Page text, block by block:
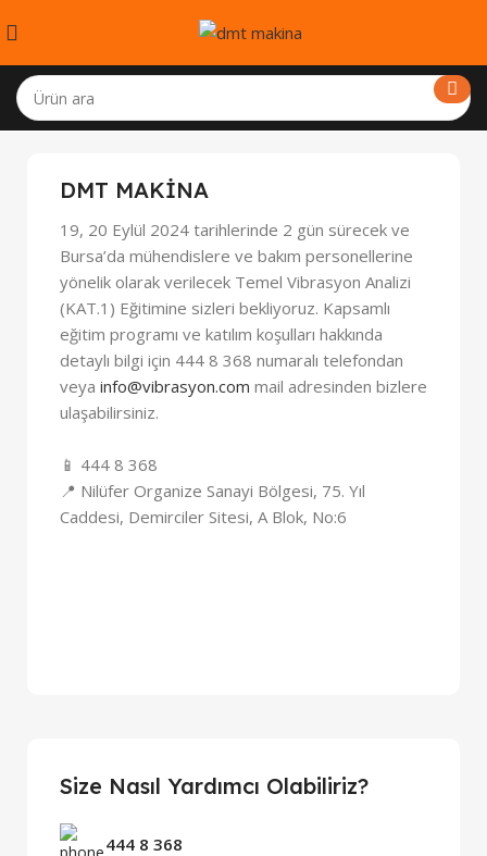
DMT MAKİNA
19, 20 Eylül 2024 tarihlerinde 2 gün sürecek ve
Bursa’da mühendislere ve bakım personellerine
yönelik olarak verilecek Temel Vibrasyon Analizi
(KAT.1) Eğitimine sizleri bekliyoruz. Kapsamlı
eğitim programı ve katılım koşulları hakkında
detaylı bilgi için 444 8 368 numaralı telefondan
veya info@vibrasyon.com mail adresinden bizlere
ulaşabilirsiniz.
📱 444 8 368
📍 Nilüfer Organize Sanayi Bölgesi, 75. Yıl
Caddesi, Demirciler Sitesi, A Blok, No:6
Size Nasıl Yardımcı Olabiliriz?
444 8 368